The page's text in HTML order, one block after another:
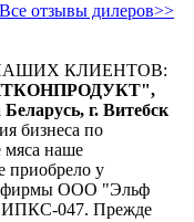
Все отзывы дилеров>>
КЛИЕНТОВ:
г. Витебск
бизнеса по
мяса наше
приобрело у
фирмы ООО "Эльф
047. Прежде